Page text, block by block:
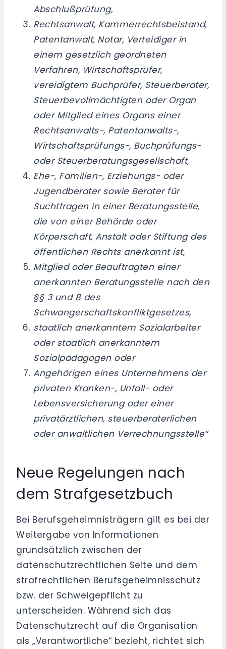
Abschlußprüfung,
Rechtsanwalt, Kammerrechtsbeistand,
Patentanwalt, Notar, Verteidiger in
einem gesetzlich geordneten
Verfahren, Wirtschaftsprüfer,
vereidigtem Buchprüfer, Steuerberater,
Steuerbevollmächtigten oder Organ
oder Mitglied eines Organs einer
Rechtsanwalts-, Patentanwalts-,
Wirtschaftsprüfungs-, Buchprüfungs-
oder Steuerberatungsgesellschaft,
Ehe-, Familien-, Erziehungs- oder
Jugendberater sowie Berater für
Suchtfragen in einer Beratungsstelle,
die von einer Behörde oder
Körperschaft, Anstalt oder Stiftung des
öffentlichen Rechts anerkannt ist,
Mitglied oder Beauftragten einer
anerkannten Beratungsstelle nach den
§§ 3 und 8 des
Schwangerschaftskonfliktgesetzes,
staatlich anerkanntem Sozialarbeiter
oder staatlich anerkanntem
Sozialpädagogen oder
Angehörigen eines Unternehmens der
privaten Kranken-, Unfall- oder
Lebensversicherung oder einer
privatärztlichen, steuerberaterlichen
oder anwaltlichen Verrechnungsstelle“
Neue Regelungen nach
dem Strafgesetzbuch
Bei Berufsgeheimnisträgern gilt es bei der
Weitergabe von Informationen
grundsätzlich zwischen der
datenschutzrechtlichen Seite und dem
strafrechtlichen Berufsgeheimnisschutz
bzw. der Schweigepflicht zu
unterscheiden. Während sich das
Datenschutzrecht auf die Organisation
als „Verantwortliche“ bezieht, richtet sich